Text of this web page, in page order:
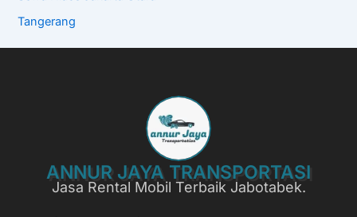
Tangerang
ANNUR JAYA TRANSPORTASI
Jasa Rental Mobil Terbaik Jabotabek.